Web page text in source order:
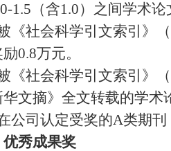
1.5 （含1.0）之间学术
《社会科学引文索引》（
0.8万元。
《社会科学引文索引》（
文摘》全文转载的学术
公司认定受奖的A类期
秀成果奖